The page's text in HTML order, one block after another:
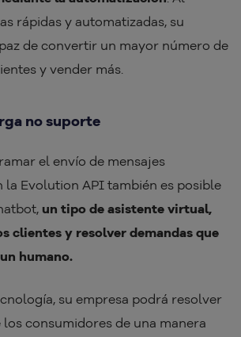
rápidas y automatizadas, su
de convertir un mayor número de
y vender más.
no suporte
el envío de mensajes
la Evolution API también es posible
un tipo de asistente virtual,
clientes y resolver demandas que
humano.
su empresa podrá resolver
los consumidores de una manera